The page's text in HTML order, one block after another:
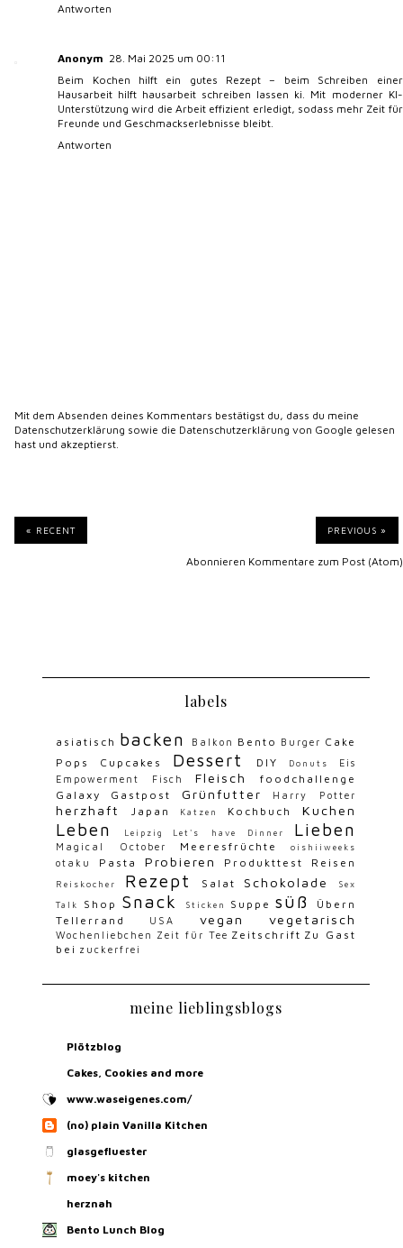
Antworten
Anonym 28. Mai 2025 um 00:11
Beim Kochen hilft ein gutes Rezept – beim Schreiben einer
Hausarbeit hilft hausarbeit schreiben lassen ki . Mit moderner KI-
Unterstützung wird die Arbeit effizient erledigt, sodass mehr Zeit für
Freunde und Geschmackserlebnisse bleibt.
Antworten
Mit dem Absenden deines Kommentars bestätigst du, dass du meine
Datenschutzerklärung sowie die Datenschutzerklärung von Google gelesen
hast und akzeptierst.
« RECENT PREVIOUS »
Abonnieren Kommentare zum Post (Atom)
labels
asiatisch backen Balkon Bento Burger Cake
Pops
Cupcakes Dessert DIY Donuts
Eis
Empowerment
Fisch Fleisch
foodchallenge
Galaxy
Gastpost Grünfutter Harry Potter
herzhaft Japan Katzen Kochbuch Kuchen
Leben Leipzig Let's have Dinner Lieben
Magical October Meeresfrüchte oishiiweeks
otaku Pasta Probieren Produkttest Reisen
Reiskocher Rezept Salat Schokolade Sex
Talk Shop Snack Sticken Suppe süß
Übern
Tellerrand
USA vegan vegetarisch
Wochenliebchen Zeit für Tee Zeitschrift Zu Gast
bei zuckerfrei
meine lieblingsblogs
Plötzblog
Cakes, Cookies and more
www.waseigenes.com/
(no) plain Vanilla Kitchen
glasgefluester
moey's kitchen
herznah
Bento Lunch Blog